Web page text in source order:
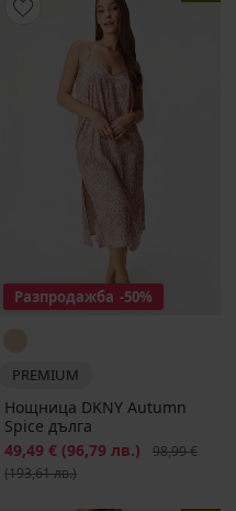
цена
Разпродажба -50%
PREMIUM
Нощница DKNY Autumn
Spice дълга
Намаление
49,49 € (96,79 лв.)
98,99 €
(193,61 лв.)